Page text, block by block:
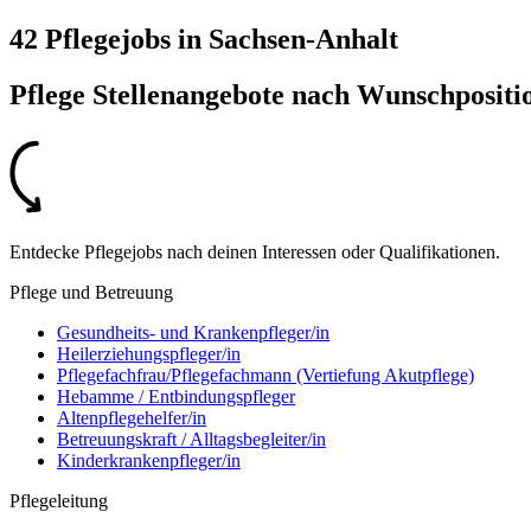
42 Pflegejobs in Sachsen-Anhalt
Pflege Stellenangebote nach
Entdecke Pflegejobs nach deinen Interessen oder Qualifikationen.
Pflege und Betreuung
Gesundheits- und Krankenpfleger/in
Heilerziehungspfleger/in
Pflegefachfrau/Pflegefachmann (Vertiefung Akutpflege)
Hebamme / Entbindungspfleger
Altenpflegehelfer/in
Betreuungskraft / Alltagsbegleiter/in
Kinderkrankenpfleger/in
Pflegeleitung